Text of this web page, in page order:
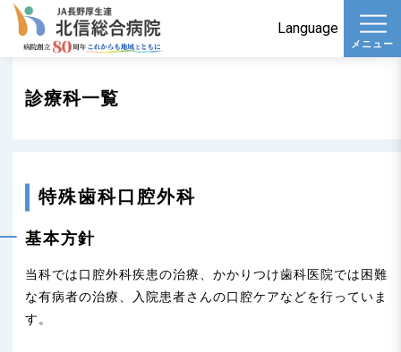
Language
t
o
g
a
メニュー
診療科一覧
特殊歯科口腔外科
基本方針
当科では口腔外科疾患の治療、かかりつけ歯科医院では困難
な有病者の治療、入院患者さんの口腔ケアなどを行っていま
す。